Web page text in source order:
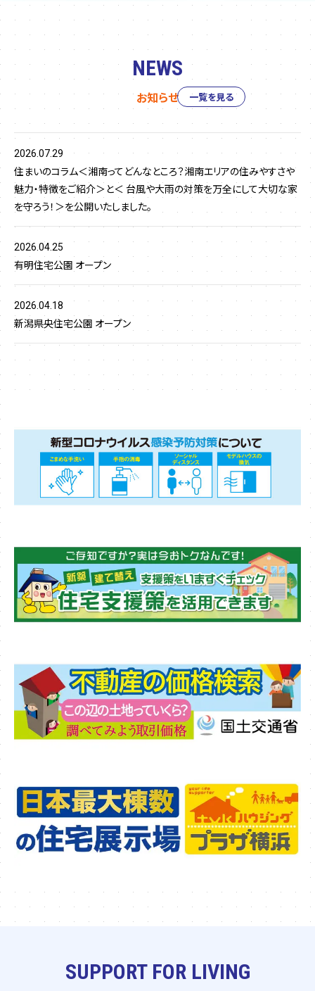
NEWS
お知らせ
2026.07.29
住まいのコラム＜湘南ってどんなところ？湘南エリアの住みやすさや
魅力・特徴をご紹介＞と＜ 台風や大雨の対策を万全にして大切な家
を守ろう！＞を公開いたしました。
2026.04.25
有明住宅公園 オープン
2026.04.18
新潟県央住宅公園 オープン
一覧を見る
SUPPORT FOR LIVING